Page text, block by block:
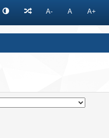
A- A A+